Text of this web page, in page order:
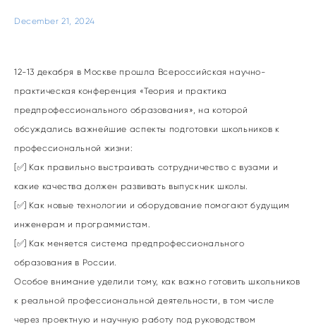
December 21, 2024
12-13 декабря в Москве прошла Всероссийская научно-
практическая конференция «Теория и практика
предпрофессионального образования», на которой
обсуждались важнейшие аспекты подготовки школьников к
профессиональной жизни:
[✅] Как правильно выстраивать сотрудничество с вузами и
какие качества должен развивать выпускник школы.
[✅] Как новые технологии и оборудование помогают будущим
инженерам и программистам.
[✅] Как меняется система предпрофессионального
образования в России.
Особое внимание уделили тому, как важно готовить школьников
к реальной профессиональной деятельности, в том числе
через проектную и научную работу под руководством